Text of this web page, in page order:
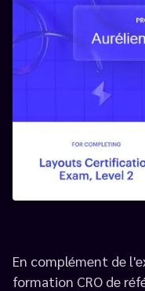
En complément de
formation CRO de